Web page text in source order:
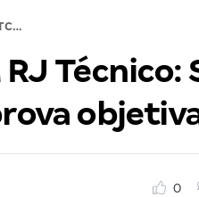
Concurso TCM RJ Técnico: Saiu o resultado da prova objetiva!
Técnico:
0